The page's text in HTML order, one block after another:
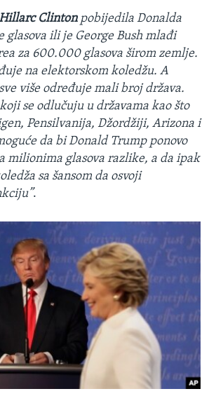
Clintonpobijedila Donalda
glasova ili je George Bush mlađi
za 600.000 glasova širom zemlje.
na elektorskom koledžu. A
više određuje mali broj država.
se odlučuju u državama kao što
Pensilvanija, Džordžiji, Arizona i
da bi Donald Trump ponovo
milionima glasova razlike, a da ipak
sa šansom da osvoji
.